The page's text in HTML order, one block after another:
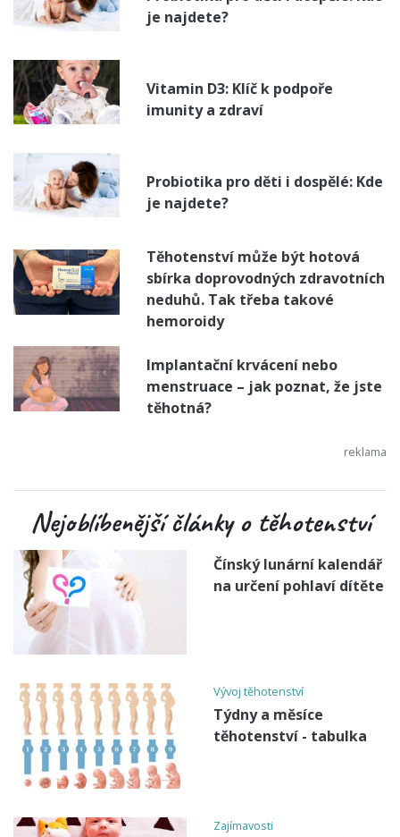
je najdete?
Vitamin D3: Klíč k podpoře
imunity a zdraví
Probiotika pro děti i dospělé: Kde
je najdete?
Těhotenství může být hotová
sbírka doprovodných zdravotních
neduhů. Tak třeba takové
hemoroidy
Implantační krvácení nebo
menstruace – jak poznat, že jste
těhotná?
Nejoblíbenější články o těhotenství
Čínský lunární kalendář
na určení pohlaví dítěte
Vývoj těhotenství
Týdny a měsíce
těhotenství - tabulka
Zajímavosti